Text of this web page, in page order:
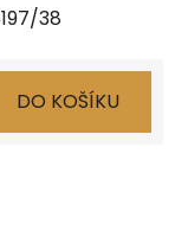
38
DO KOŠÍKU